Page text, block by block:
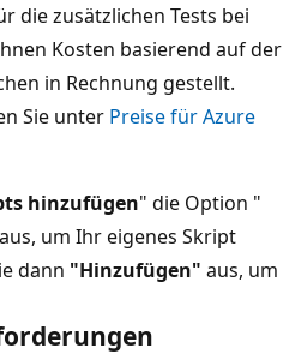
die zusätzlichen Tests bei
Kosten basierend auf der
in Rechnung gestellt.
Sie unter Preise für Azure
hinzufügen" die Option "
um Ihr eigenes Skript
dann "Hinzufügen" aus, um